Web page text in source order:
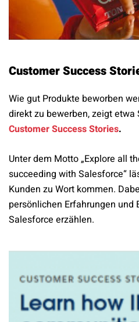
Customer Success
Wie gut Produkte beworben
direkt zu bewerben, zeigt
Customer Success Stories.
Unter dem Motto „Explore all
succeeding with Salesforce“
Kunden zu Wort kommen.
persönlichen Erfahrungen
Salesforce erzählen.